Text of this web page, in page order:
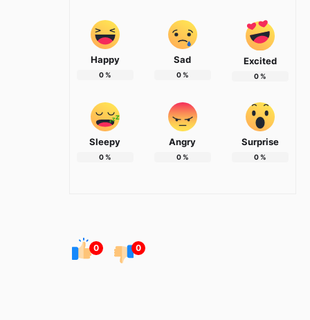
Happy
0%
Sad
0%
Excited
0%
Sleepy
0%
Angry
0%
Surprise
0%
0 0